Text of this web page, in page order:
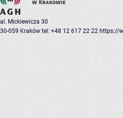
al. Mickiewicza 30
30-059 Kraków tel: +48 12 617 22 22 https://